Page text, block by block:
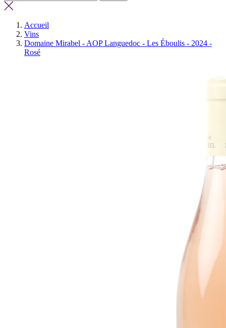
Accueil
Vins
Domaine Mirabel - AOP Languedoc - Les Éboulis - 2024 -
Rosé